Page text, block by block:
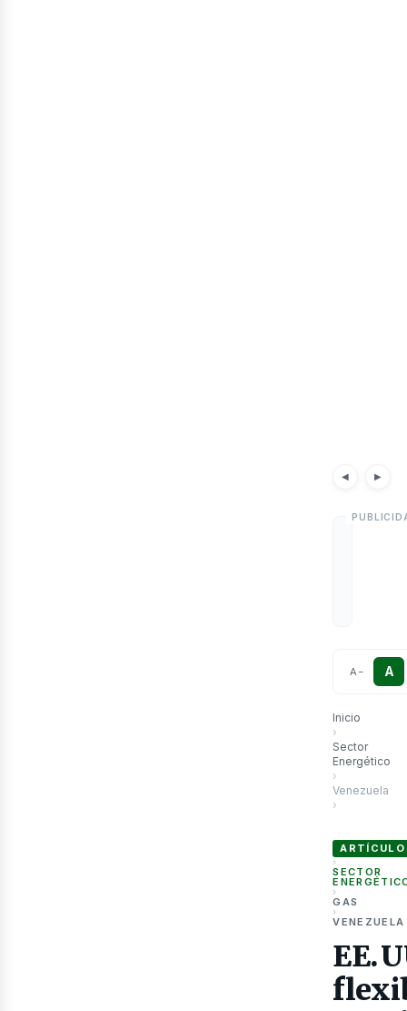
◀ ▶
A − A
Inicio
›
Sector
Energético
›
Venezuela
›
ARTÍCULO
›
SECTOR
›
GAS
›
VENEZUELA
EE.